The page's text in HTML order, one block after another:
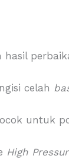
celah
untuk
High